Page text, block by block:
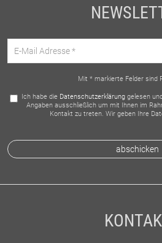
Mit * markierte Felder sind
Ich habe dieDatenschutzerklärunggelesen
Angaben ausschließlich um mit Ihnen im
Kontakt zu treten. Wir geben Ihre